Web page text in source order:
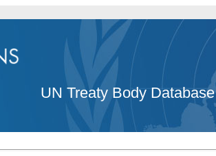
UN Treaty Body Database